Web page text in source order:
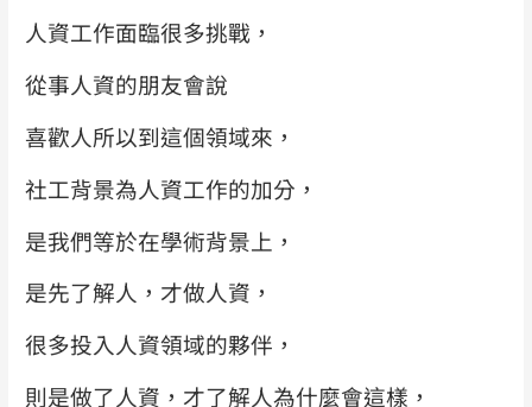
人資工作面臨很多挑戰，
從事人資的朋友會說
喜歡人所以到這個領域來，
社工背景為人資工作的加分，
是我們等於在學術背景上，
是先了解人，才做人資，
很多投入人資領域的夥伴，
則是做了人資，才了解人為什麼會這樣，